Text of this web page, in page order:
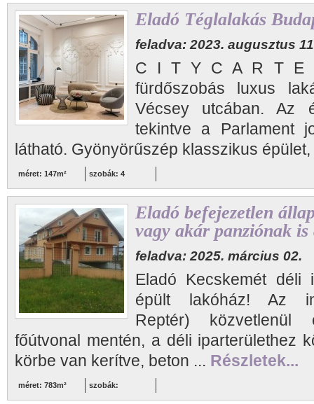
Eladó Téglalakás
feladva: 2023. augusztus
C I T Y C A R T E
fürdőszobás luxus
Vécsey utcában. Az
tekintve a Parlament
látható. Gyönyörűszép klasszikus
méret: 147m² szobák: 4
Eladó befejezetlen
vagy akár panziónak
feladva: 2025. március 02.
Eladó Kecskemét déli
épült lakóház! Az
Reptér) közvetlenül
főútvonal mentén, a déli iparterülethez
körbe van kerítve, beton ... Részletek...
méret: 783m² szobák: